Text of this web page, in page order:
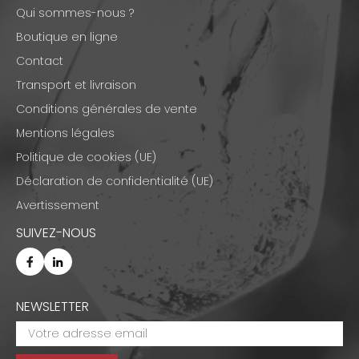
Qui sommes-nous ?
Boutique en ligne
Contact
Transport et livraison
Conditions générales de vente
Mentions légales
Politique de cookies (UE)
Déclaration de confidentialité (UE)
Avertissement
SUIVEZ-NOUS
NEWSLETTER